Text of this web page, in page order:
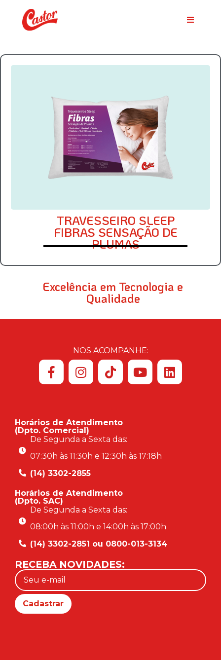
TRAVESSEIRO SLEEP
FIBRAS SENSAÇÃO DE
PLUMAS
Excelência em Tecnologia e
Qualidade
NOS ACOMPANHE:
Horários de Atendimento
(Dpto. Comercial)
De Segunda a Sexta das:
07:30h às 11:30h e 12:30h às 17:18h
(14) 3302-2855
Horários de Atendimento
(Dpto. SAC)
De Segunda a Sexta das:
08:00h às 11:00h e 14:00h às 17:00h
(14) 3302-2851 ou 0800-013-3134
RECEBA NOVIDADES: